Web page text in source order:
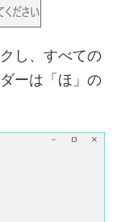
し、すべての
ーは「ほ」の